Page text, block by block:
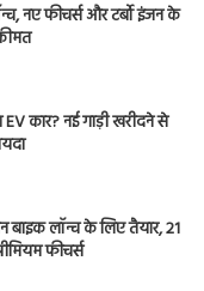
नए फीचर्स और टर्बो इंजन के
कार? नई गाड़ी खरीदने से
बाइक लॉन्च के लिए तैयार, 21
फीचर्स